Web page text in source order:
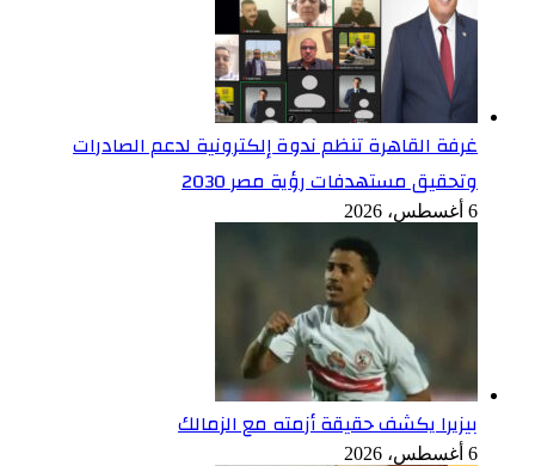
غرفة القاهرة تنظم ندوة إلكترونية لدعم الصادرات
وتحقيق مستهدفات رؤية مصر 2030
6 أغسطس، 2026
بيزيرا يكشف حقيقة أزمته مع الزمالك
6 أغسطس، 2026